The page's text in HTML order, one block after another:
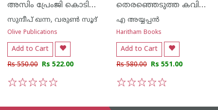
അസിം പ്രേംജി കൊടിമുടികൾക്കപ്പുറം ഒരാൾ
സുന്ദീപ് ഖന്ന, വരുൺ സൂദ്
Olive Publications
Add to Cart
Rs 550.00 Rs 522.00
തെരഞ്ഞെടുത്ത കവിതകൾ പ്രണയവും മരണവും ഇതിവൃത്തമാവുന്ന അയ്യപ്പൻ്റെ കവിതകൾ.
എ അയ്യപ്പന്‍
Haritham Books
Add to Cart
Rs 580.00 Rs 551.00